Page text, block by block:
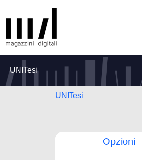
UNITesi
UNITesi
Opzioni